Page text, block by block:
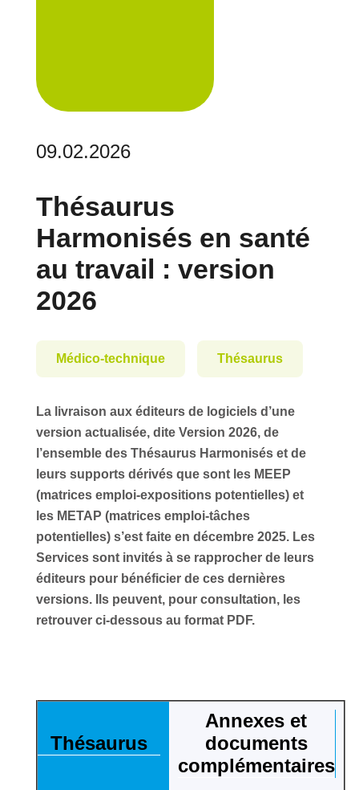
09.02.2026
Thésaurus
Harmonisés en santé
au travail : version
2026
Médico-technique Thésaurus
La livraison aux éditeurs de logiciels d’une
version actualisée, dite Version 2026, de
l’ensemble des Thésaurus Harmonisés et de
leurs supports dérivés que sont les MEEP
(matrices emploi-expositions potentielles) et
les METAP (matrices emploi-tâches
potentielles) s’est faite en décembre 2025. Les
Services sont invités à se rapprocher de leurs
éditeurs pour bénéficier de ces dernières
versions. Ils peuvent, pour consultation, les
retrouver ci-dessous au format PDF.
Thésaurus
Annexes et
documents
complémentaires